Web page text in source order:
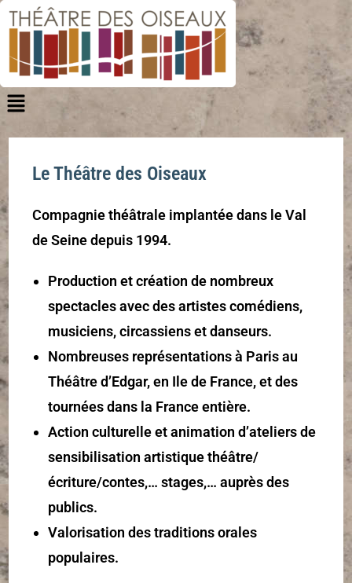
Le Théâtre des Oiseaux
Compagnie théâtrale implantée dans le Val
de Seine depuis 1994.
Production et création de nombreux
spectacles avec des artistes comédiens,
musiciens, circassiens et danseurs.
Nombreuses représentations à Paris au
Théâtre d’Edgar, en Ile de France, et des
tournées dans la France entière.
Action culturelle et animation d’ateliers de
sensibilisation artistique théâtre/
écriture/contes,… stages,… auprès des
publics.
Valorisation des traditions orales
populaires.